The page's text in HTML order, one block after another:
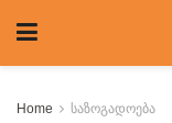
Home საზოგადოება